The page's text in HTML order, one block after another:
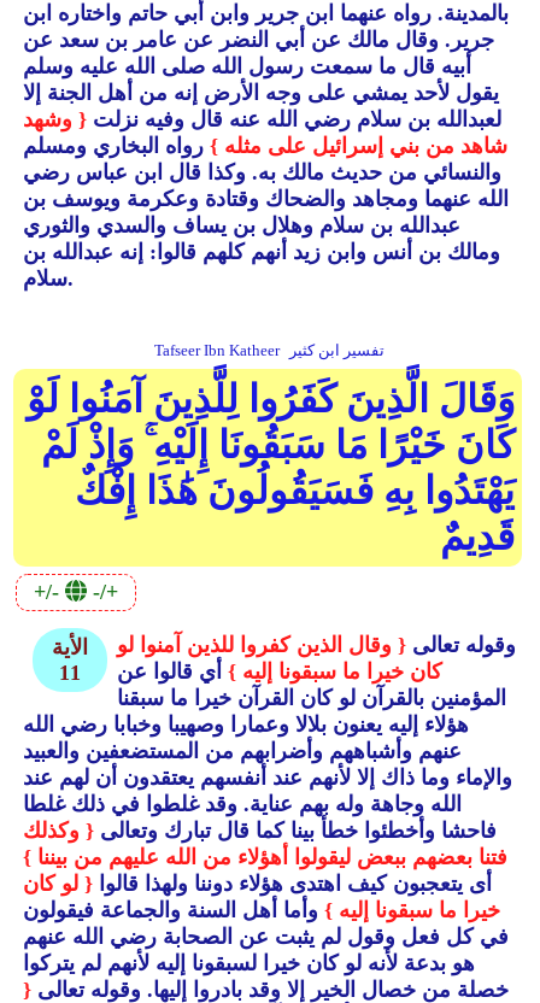
بالمدينة.رواه عنهما ابن جرير وابن أبي حاتم واختاره ابن
جرير.وقال مالك عن أبي النضر عن عامر بن سعد عن
أبيه قال ما سمعت رسول الله صلى الله عليه وسلم
يقول لأحد يمشي على وجه الأرض إنه من أهل الجنة إلا
لعبدالله بن سلام رضي الله عنه قال وفيه نزلت { وشهد
شاهد من بني إسرائيل على مثله }رواه البخاري ومسلم
والنسائي من حديث مالك به.وكذا قال ابن عباس رضي
الله عنهما ومجاهد والضحاك وقتادة وعكرمة ويوسف بن
عبدالله بن سلام وهلال بن يساف والسدي والثوري
ومالك بن أنس وابن زيد أنهم كلهم قالوا: إنه عبدالله بن
سلام.
Tafseer Ibn Katheer تفسير ابن كثير
وَقَالَ الَّذِينَ كَفَرُوا لِلَّذِينَ آمَنُوا لَوْ
كَانَ خَيْرًا مَا سَبَقُونَا إِلَيْهِ ۚ وَإِذْ لَمْ
يَهْتَدُوا بِهِ فَسَيَقُولُونَ هَٰذَا إِفْكٌ
قَدِيمٌ
+/- -/+
الأية
11
وقوله تعالى { وقال الذين كفروا للذين آمنوا لو
كان خيرا ما سبقونا إليه }أي قالوا عن
المؤمنين بالقرآن لو كان القرآن خيرا ما سبقنا
هؤلاء إليه يعنون بلالا وعمارا وصهيبا وخبابا رضي الله
عنهم وأشباههم وأضرابهم من المستضعفين والعبيد
والإماء وما ذاك إلا لأنهم عند أنفسهم يعتقدون أن لهم عند
الله وجاهة وله بهم عناية.وقد غلطوا في ذلك غلطا
فاحشا وأخطئوا خطأ بينا كما قال تبارك وتعالى { وكذلك
فتنا بعضهم ببعض ليقولوا أهؤلاء من الله عليهم من بيننا }
أى يتعجبون كيف اهتدى هؤلاء دوننا ولهذا قالوا { لو كان
خيرا ما سبقونا إليه }وأما أهل السنة والجماعة فيقولون
في كل فعل وقول لم يثبت عن الصحابة رضي الله عنهم
هو بدعة لأنه لو كان خيرا لسبقونا إليه لأنهم لم يتركوا
خصلة من خصال الخير إلا وقد بادروا إليها.وقوله تعالى {